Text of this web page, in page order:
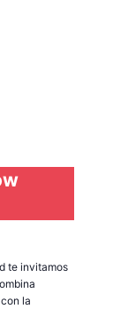
te invitamos
la